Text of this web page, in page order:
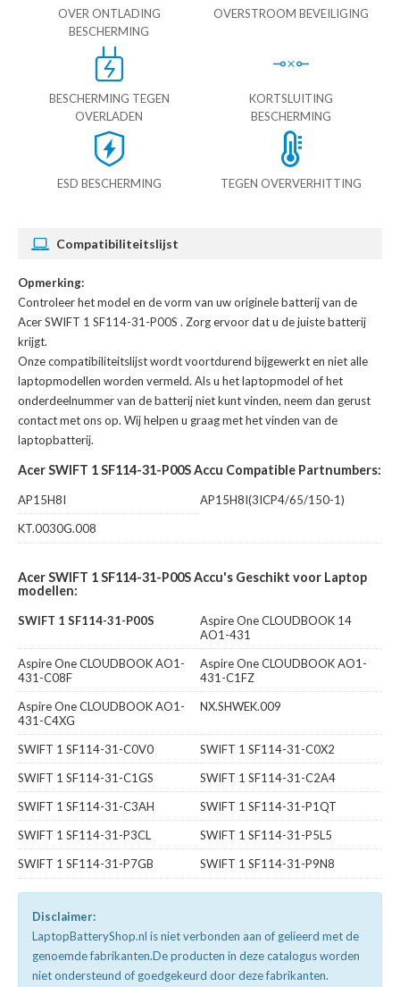
OVER ONTLADING
BESCHERMING
OVERSTROOM BEVEILIGING
BESCHERMING TEGEN
OVERLADEN
KORTSLUITING
BESCHERMING
ESD BESCHERMING TEGEN OVERVERHITTING
Compatibiliteitslijst
Opmerking:
Controleer het model en de vorm van uw originele batterij van de
Acer SWIFT 1 SF114-31-P00S . Zorg ervoor dat u de juiste batterij
krijgt.
Onze compatibiliteitslijst wordt voortdurend bijgewerkt en niet alle
laptopmodellen worden vermeld. Als u het laptopmodel of het
onderdeelnummer van de batterij niet kunt vinden, neem dan gerust
contact met ons op. Wij helpen u graag met het vinden van de
laptopbatterij.
Acer SWIFT 1 SF114-31-P00S Accu Compatible Partnumbers:
AP15H8I
AP15H8I(3ICP4/65/150-1)
KT.0030G.008
Acer SWIFT 1 SF114-31-P00S Accu's Geschikt voor Laptop
modellen:
SWIFT 1 SF114-31-P00S
Aspire One CLOUDBOOK 14
AO1-431
Aspire One CLOUDBOOK AO1-
431-C08F
Aspire One CLOUDBOOK AO1-
431-C1FZ
Aspire One CLOUDBOOK AO1-
431-C4XG
NX.SHWEK.009
SWIFT 1 SF114-31-C0V0
SWIFT 1 SF114-31-C0X2
SWIFT 1 SF114-31-C1GS
SWIFT 1 SF114-31-C2A4
SWIFT 1 SF114-31-C3AH
SWIFT 1 SF114-31-P1QT
SWIFT 1 SF114-31-P3CL
SWIFT 1 SF114-31-P5L5
SWIFT 1 SF114-31-P7GB
SWIFT 1 SF114-31-P9N8
Disclaimer:
LaptopBatteryShop.nl is niet verbonden aan of gelieerd met de
genoemde fabrikanten.De producten in deze catalogus worden
niet ondersteund of goedgekeurd door deze fabrikanten.